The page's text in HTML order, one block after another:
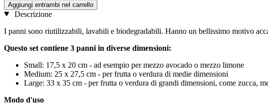
Aggiungi entrambi nel carrello
Descrizione
I panni sono riutilizzabili, lavabili e biodegradabili. Hanno un bellissimo motivo
Questo set contiene 3 panni in diverse dimensioni:
Small: 17,5 x 20 cm - ad esempio per mezzo avocado o mezzo limone
Medium: 25 x 27,5 cm - per frutta o verdura di medie dimensioni
Large: 33 x 35 cm - per frutta o verdura di grandi dimensioni, come zucca,
Modo d'uso